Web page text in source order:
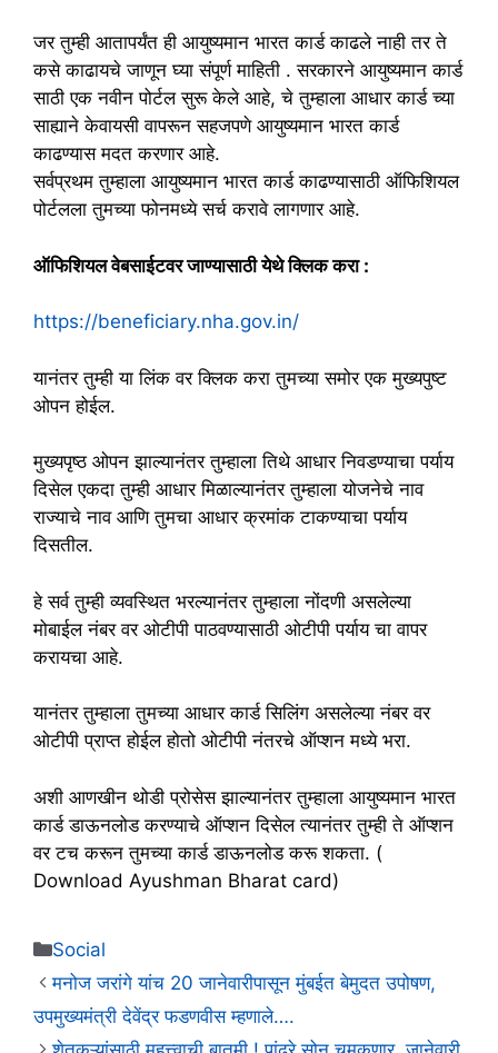
जर तुम्ही आतापर्यंत ही आयुष्यमान भारत कार्ड काढले नाही तर ते
कसे काढायचे जाणून घ्या संपूर्ण माहिती . सरकारने आयुष्यमान कार्ड
साठी एक नवीन पोर्टल सुरू केले आहे, चे तुम्हाला आधार कार्ड च्या
साह्याने केवायसी वापरून सहजपणे आयुष्यमान भारत कार्ड
काढण्यास मदत करणार आहे.
सर्वप्रथम तुम्हाला आयुष्यमान भारत कार्ड काढण्यासाठी ऑफिशियल
पोर्टलला तुमच्या फोनमध्ये सर्च करावे लागणार आहे.
ऑफिशियल वेबसाईटवर जाण्यासाठी येथे क्लिक करा :
https://beneficiary.nha.gov.in/
यानंतर तुम्ही या लिंक वर क्लिक करा तुमच्या समोर एक मुख्यपुष्ट
ओपन होईल.
मुख्यपृष्ठ ओपन झाल्यानंतर तुम्हाला तिथे आधार निवडण्याचा पर्याय
दिसेल एकदा तुम्ही आधार मिळाल्यानंतर तुम्हाला योजनेचे नाव
राज्याचे नाव आणि तुमचा आधार क्रमांक टाकण्याचा पर्याय
दिसतील.
हे सर्व तुम्ही व्यवस्थित भरल्यानंतर तुम्हाला नोंदणी असलेल्या
मोबाईल नंबर वर ओटीपी पाठवण्यासाठी ओटीपी पर्याय चा वापर
करायचा आहे.
यानंतर तुम्हाला तुमच्या आधार कार्ड सिलिंग असलेल्या नंबर वर
ओटीपी प्राप्त होईल होतो ओटीपी नंतरचे ऑप्शन मध्ये भरा.
अशी आणखीन थोडी प्रोसेस झाल्यानंतर तुम्हाला आयुष्यमान भारत
कार्ड डाऊनलोड करण्याचे ऑप्शन दिसेल त्यानंतर तुम्ही ते ऑप्शन
वर टच करून तुमच्या कार्ड डाऊनलोड करू शकता. (
Download Ayushman Bharat card)
Categories
Social
मनोज जरांगे यांच 20 जानेवारीपासून मुंबईत बेमुदत उपोषण,
उपमुख्यमंत्री देवेंद्र फडणवीस म्हणाले….